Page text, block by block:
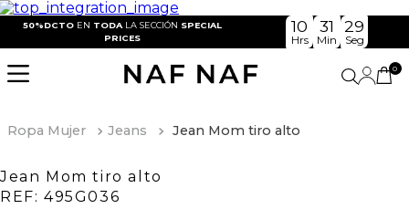
50%DCTO EN TODA LA SECCIÓN SPECIAL
PRICES
10
Hrs
31
Min
29
Seg
0
Ropa Mujer Jeans Jean Mom tiro alto
Jean Mom tiro alto
REF: 495G036